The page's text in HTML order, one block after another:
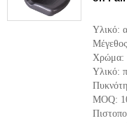
Υλικό:
Χρώμα:
Υλικό:
MOQ: